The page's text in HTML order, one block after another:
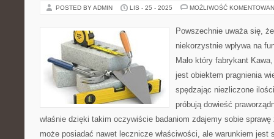
POSTED BY ADMIN LIS - 25 - 2025 MOŻLIWOŚĆ
Powszechnie uważa się,
niekorzystnie wpływa na
Mało który fabrykant
jest obiektem pragnienia
spędzając niezliczone
próbują dowieść
właśnie dzięki takim oczywiście badaniom zdajemy sobie
może posiadać nawet lecznicze właściwości, ale warunkiem jest